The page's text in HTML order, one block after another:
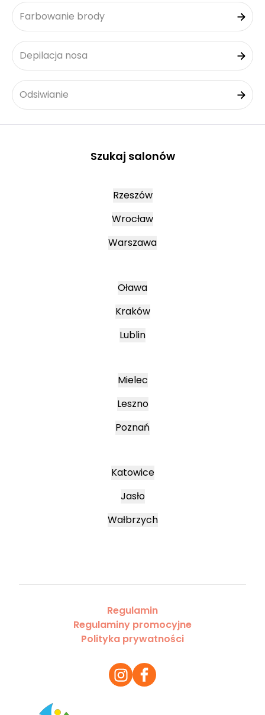
Farbowanie brody
Depilacja nosa
Odsiwianie
Szukaj salonów
Rzeszów
Wrocław
Warszawa
Oława
Kraków
Lublin
Mielec
Leszno
Poznań
Katowice
Jasło
Wałbrzych
Regulamin
Regulaminy promocyjne
Polityka prywatności